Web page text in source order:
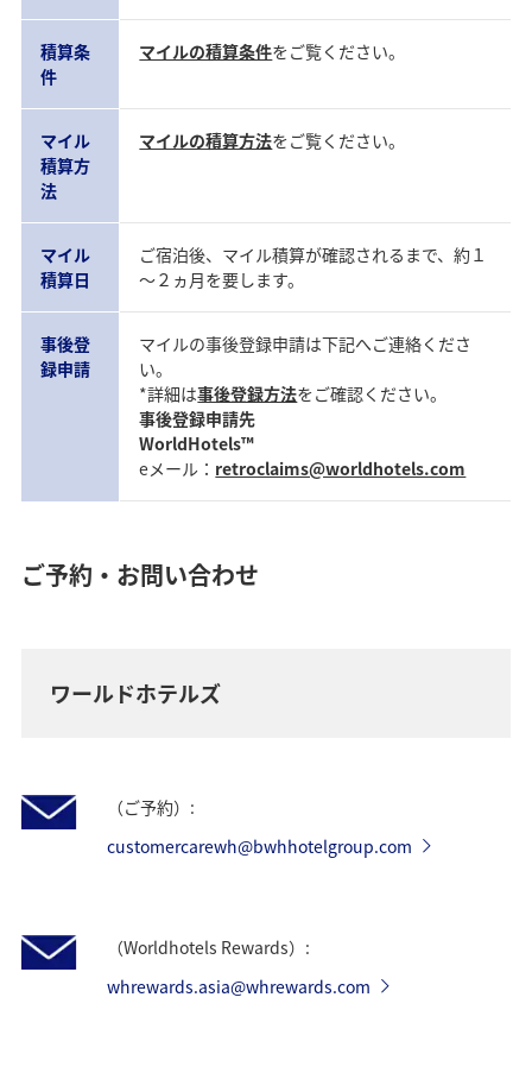
積算条
件
マイルの積算条件をご覧ください。
マイル
積算方
法
マイルの積算方法をご覧ください。
マイル
積算日
ご宿泊後、マイル積算が確認されるまで、約１
～２ヵ月を要します。
事後登
録申請
マイルの事後登録申請は下記へご連絡くださ
い。
*詳細は事後登録方法をご確認ください。
事後登録申請先
WorldHotels™
eメール： retroclaims@worldhotels.com
ご予約・お問い合わせ
ワールドホテルズ
（ご予約）:
customercarewh@bwhhotelgroup.com
（Worldhotels Rewards）:
whrewards.asia@whrewards.com